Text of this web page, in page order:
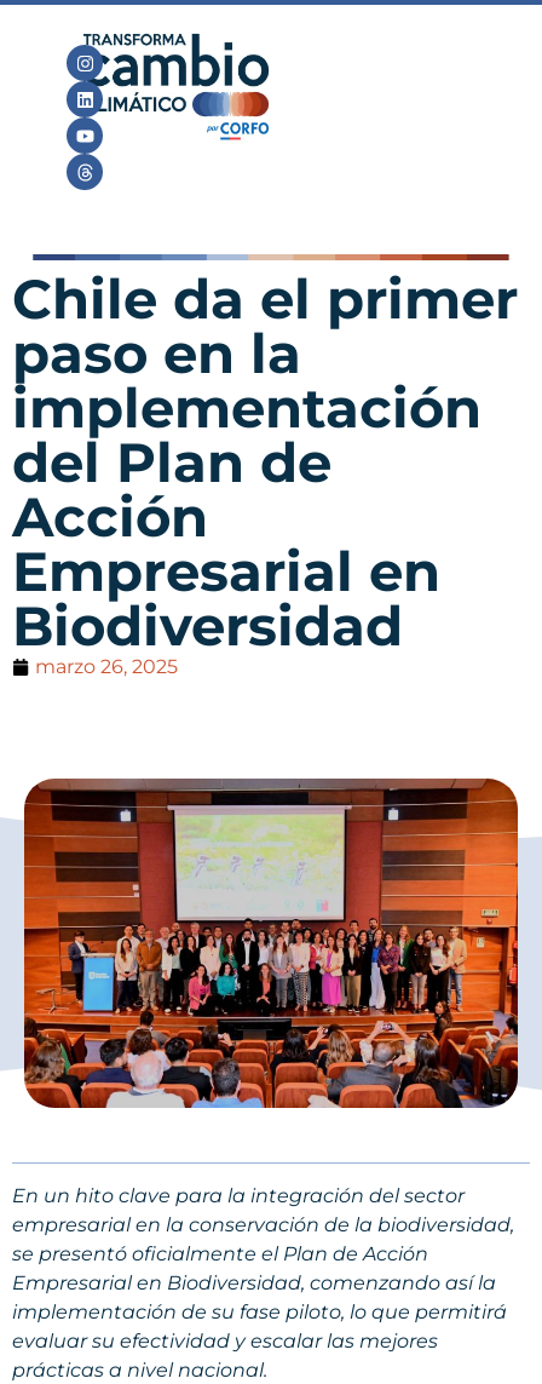
Chile da el primer
paso en la
implementación
del Plan de
Acción
Empresarial en
Biodiversidad
marzo 26, 2025
En un hito clave para la integración del sector
empresarial en la conservación de la biodiversidad,
se presentó oficialmente el Plan de Acción
Empresarial en Biodiversidad, comenzando así la
implementación de su fase piloto, lo que permitirá
evaluar su efectividad y escalar las mejores
prácticas a nivel nacional.